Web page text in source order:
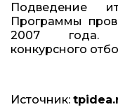
Подведение
Программы
2007 года.
конкурсного
Источник: